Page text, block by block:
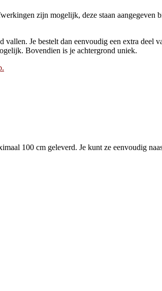
zijn mogelijk, deze staan aangegeven
Je bestelt dan eenvoudig een extra deel
Bovendien is je achtergrond uniek.
100 cm geleverd. Je kunt ze eenvoudig